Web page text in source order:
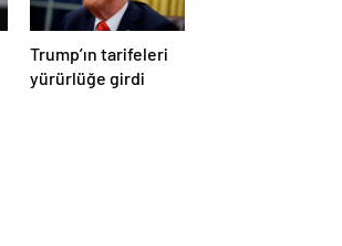
Trump’ın tarifeleri
yürürlüğe girdi